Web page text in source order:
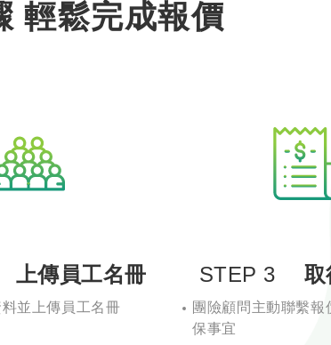
輕鬆完成報價
上傳員工名冊
並上傳員工名冊
STEP 3 取
團險顧問主動聯繫報
保事宜